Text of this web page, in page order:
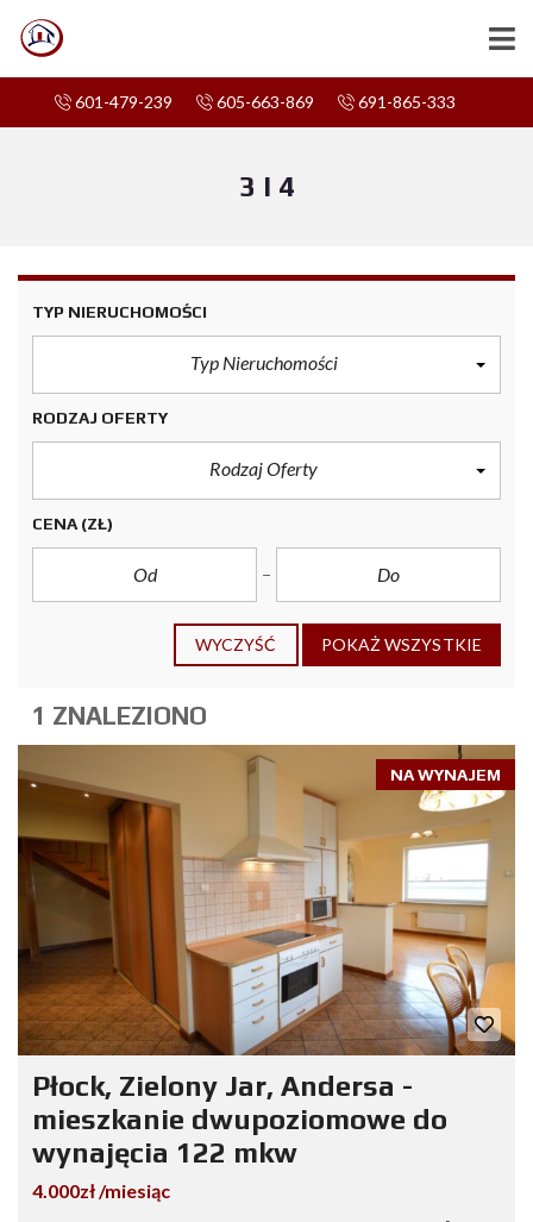
601-479-239 605-663-869 691-865-333
3 I 4
TYP NIERUCHOMOŚCI
Typ Nieruchomości
RODZAJ OFERTY
Rodzaj Oferty
CENA (ZŁ)
WYCZYŚĆ POKAŻ WSZYSTKIE
1 ZNALEZIONO
NA WYNAJEM
Płock, Zielony Jar, Andersa -
mieszkanie dwupoziomowe do
wynajęcia 122 mkw
4.000zł /miesiąc